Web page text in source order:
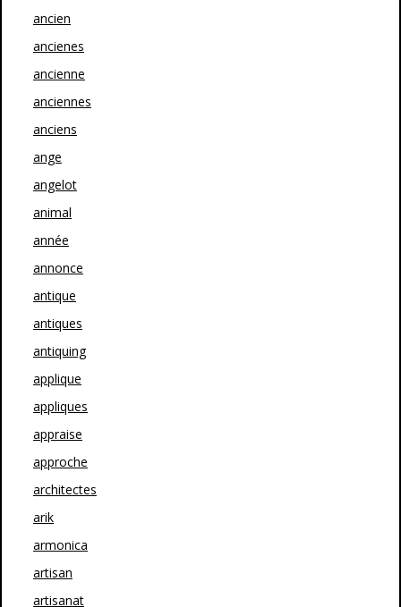
ancien
ancienes
ancienne
anciennes
anciens
ange
angelot
animal
année
annonce
antique
antiques
antiquing
applique
appliques
appraise
approche
architectes
arik
armonica
artisan
artisanat